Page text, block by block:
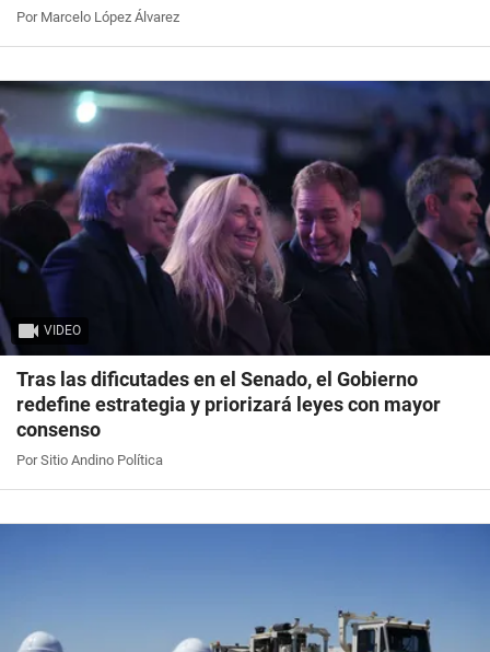
Por Marcelo López Álvarez
VIDEO
Tras las dificutades en el Senado, el Gobierno
redefine estrategia y priorizará leyes con mayor
consenso
Por Sitio Andino Política